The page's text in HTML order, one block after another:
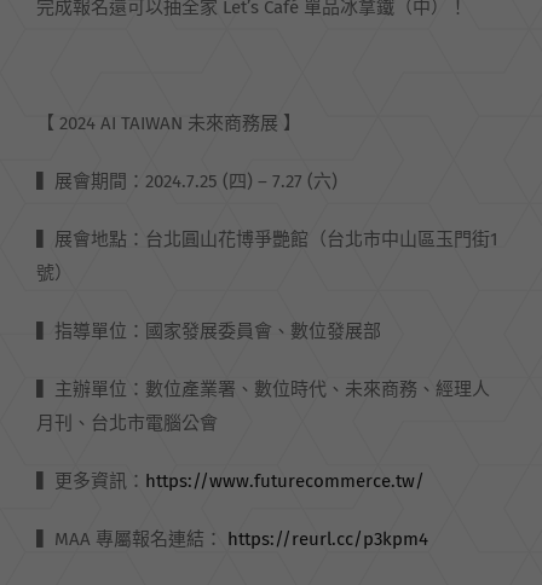
完成報名還可以抽全家 Let’s Café 單品冰拿鐵（中）！
【 2024 AI TAIWAN 未來商務展 】
▍展會期間：2024.7.25 (四) – 7.27 (六)
▍展會地點：台北圓山花博爭艷館（台北市中山區玉門街1
號）
▍指導單位：國家發展委員會、數位發展部
▍主辦單位：數位產業署、數位時代、未來商務、經理人
月刊、台北市電腦公會
▍更多資訊： https://www.futurecommerce.tw/
▍MAA 專屬報名連結： https://reurl.cc/p3kpm4